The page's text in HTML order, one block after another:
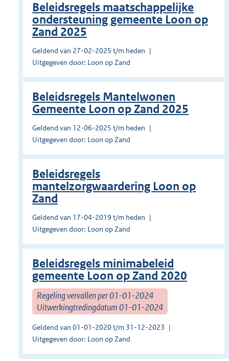
Beleidsregels maatschappelijke
ondersteuning gemeente Loon op
Zand 2025
Geldend van 27-02-2025 t/m heden
Uitgegeven door: Loon op Zand
Beleidsregels Mantelwonen
Gemeente Loon op Zand 2025
Geldend van 12-06-2025 t/m heden
Uitgegeven door: Loon op Zand
Beleidsregels
mantelzorgwaardering Loon op
Zand
Geldend van 17-04-2019 t/m heden
Uitgegeven door: Loon op Zand
Beleidsregels minimabeleid
gemeente Loon op Zand 2020
Regeling vervallen per 01-01-2024
Uitwerkingtredingdatum 01-01-2024
Geldend van 01-01-2020 t/m 31-12-2023
Uitgegeven door: Loon op Zand